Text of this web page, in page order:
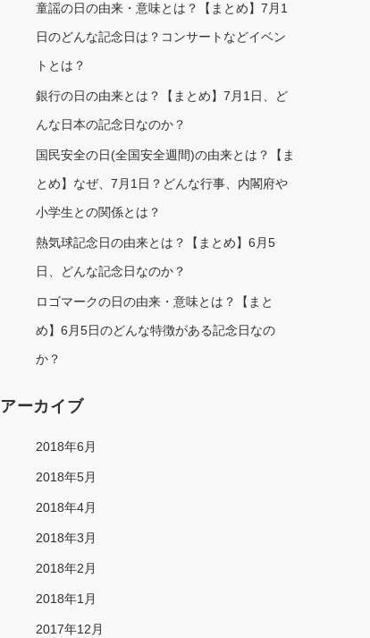
童謡の日の由来・意味とは？【まとめ】7月1
日のどんな記念日は？コンサートなどイベン
トとは？
銀行の日の由来とは？【まとめ】7月1日、ど
んな日本の記念日なのか？
国民安全の日(全国安全週間)の由来とは？【ま
とめ】なぜ、7月1日？どんな行事、内閣府や
小学生との関係とは？
熱気球記念日の由来とは？【まとめ】6月5
日、どんな記念日なのか？
ロゴマークの日の由来・意味とは？【まと
め】6月5日のどんな特徴がある記念日なの
か？
アーカイブ
2018年6月
2018年5月
2018年4月
2018年3月
2018年2月
2018年1月
2017年12月